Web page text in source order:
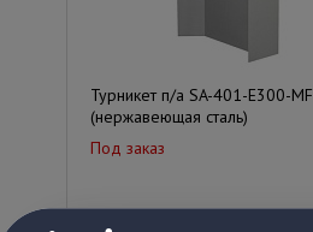
Турникет п/а SA-401-Е300-MF
(нержавеющая сталь)
Под заказ
Цена по запросу